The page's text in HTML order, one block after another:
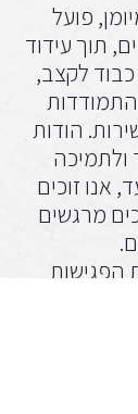
פועל
תוך עידוד
לקצב,
הודות
ולתמיכה
אנו זוכים
מרגשים
הפגישות